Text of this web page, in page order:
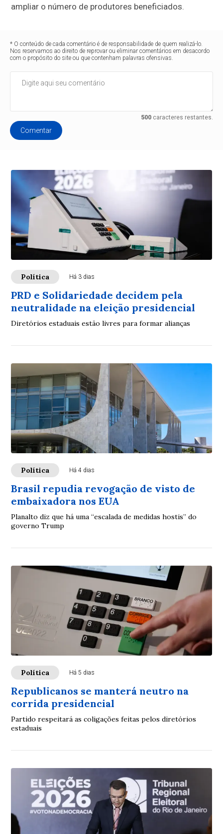
ampliar o número de produtores beneficiados.
* O conteúdo de cada comentário é de responsabilidade de quem realizá-lo.
Nos reservamos ao direito de reprovar ou eliminar comentários em desacordo
com o propósito do site ou que contenham palavras ofensivas.
500caracteres restantes.
Comentar
Política Há 3 dias
PRD e Solidariedade decidem pela
neutralidade na eleição presidencial
Diretórios estaduais estão livres para formar alianças
Política Há 4 dias
Brasil repudia revogação de visto de
embaixadora nos EUA
Planalto diz que há uma “escalada de medidas hostis” do
governo Trump
Política Há 5 dias
Republicanos se manterá neutro na
corrida presidencial
Partido respeitará as coligações feitas pelos diretórios
estaduais